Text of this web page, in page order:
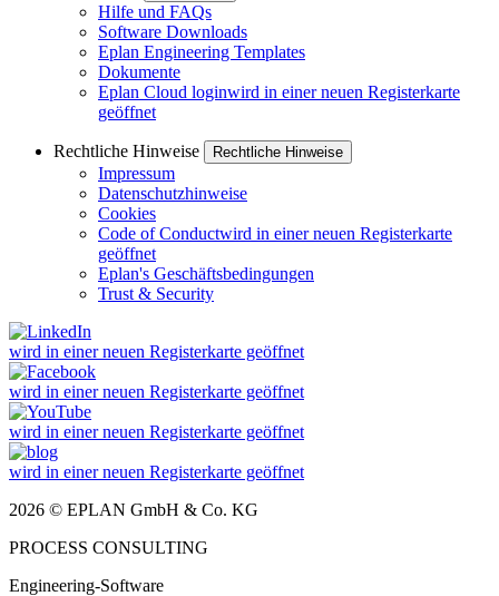
Hilfe und FAQs
Software Downloads
Eplan Engineering Templates
Dokumente
Eplan Cloud loginwird in einer neuen Registerkarte
geöffnet
Rechtliche Hinweise Rechtliche Hinweise
Impressum
Datenschutzhinweise
Cookies
Code of Conductwird in einer neuen Registerkarte
geöffnet
Eplan's Geschäftsbedingungen
Trust & Security
wird in einer neuen Registerkarte geöffnet
wird in einer neuen Registerkarte geöffnet
wird in einer neuen Registerkarte geöffnet
wird in einer neuen Registerkarte geöffnet
2026 © EPLAN GmbH & Co. KG
PROCESS CONSULTING
Engineering-Software